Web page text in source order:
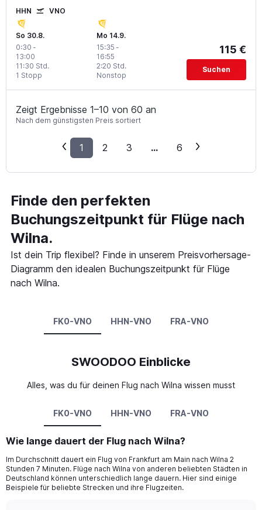
HHN VNO
So 30.8.
0:30 -
13:00
1 Stopp
11:30 Std.
Mo 14.9.
15:35 -
16:55
Nonstop
2:20 Std.
115 €
Suchen
Zeigt Ergebnisse 1–10 von 60 an
Nach dem günstigsten Preis sortiert
1 2 3 ... 6
Finde den perfekten
Buchungszeitpunkt für Flüge nach
Wilna.
Ist dein Trip flexibel? Finde in unserem Preisvorhersage-
Diagramm den idealen Buchungszeitpunkt für Flüge
nach Wilna.
FK0-VNO HHN-VNO FRA-VNO
SWOODOO Einblicke
Alles, was du für deinen Flug nach Wilna wissen musst
FK0-VNO HHN-VNO FRA-VNO
Wie lange dauert der Flug nach Wilna?
Im Durchschnitt dauert ein Flug von Frankfurt am Main nach Wilna 2
Stunden 7 Minuten. Flüge nach Wilna von anderen beliebten Städten in
Deutschland können unterschiedlich lange dauern. Hier sind einige
Beispiele für beliebte Strecken und ihre Flugzeiten.